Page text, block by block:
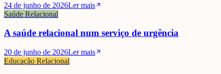
24 de junho de 2026Ler mais
Saúde Relacional
A saúde relacional num serviço de urgência
20 de junho de 2026Ler mais
Educação Relacional